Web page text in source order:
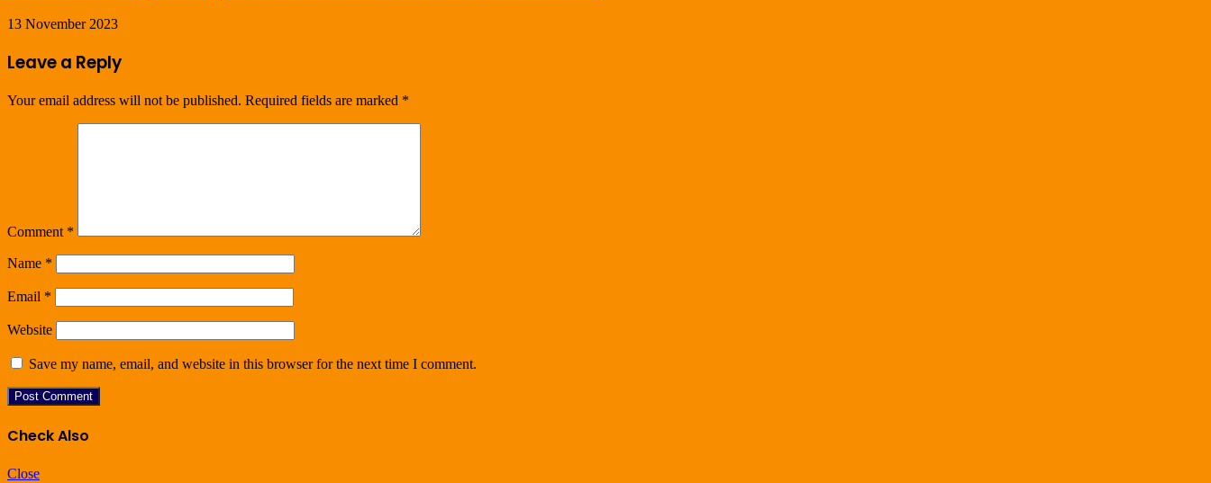
13 November 2023
Leave a Reply
Your email address will not be published. Required fields are marked *
Comment *
Name *
Email *
Website
Save my name, email, and website in this browser for the next time I comment.
Check Also
Close